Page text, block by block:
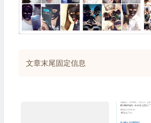
文章末尾固定信息